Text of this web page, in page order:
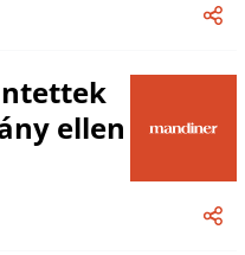
ellen